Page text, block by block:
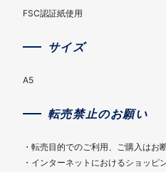
FSC認証紙使用
サイズ
A5
転売禁止のお願い
・転売目的でのご利用、ご購入はお
・インターネットにおけるショッピ